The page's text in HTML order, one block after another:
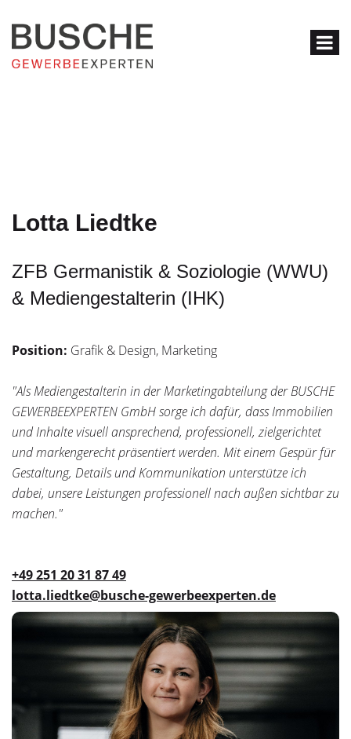
Lotta Liedtke
ZFB Germanistik & Soziologie (WWU)
& Mediengestalterin (IHK)
Position: Grafik & Design, Marketing
"Als Mediengestalterin in der Marketingabteilung der BUSCHE
GEWERBEEXPERTEN GmbH sorge ich dafür, dass Immobilien
und Inhalte visuell ansprechend, professionell, zielgerichtet
und markengerecht präsentiert werden. Mit einem Gespür für
Gestaltung, Details und Kommunikation unterstütze ich
dabei, unsere Leistungen professionell nach außen sichtbar zu
machen."
+49 251 20 31 87 49
lotta.liedtke@busche-gewerbeexperten.de